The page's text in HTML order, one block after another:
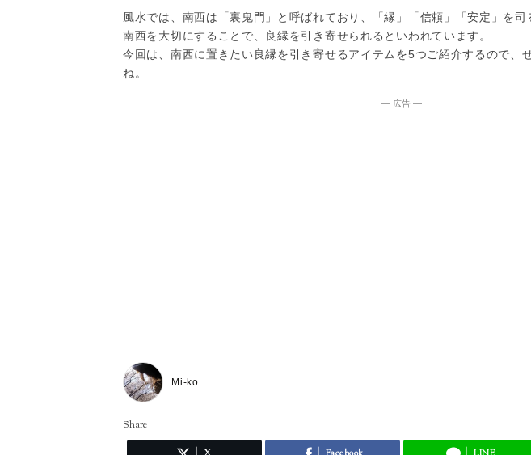
風水では、南西は「裏鬼門」と呼ばれており、「縁」「信頼」「安定」を司
南西を大切にすることで、良縁を引き寄せられるといわれています。
今回は、南西に置きたい良縁を引き寄せるアイテムを5つご紹介するので、
ね。
― 広告 ―
Mi-ko
Share